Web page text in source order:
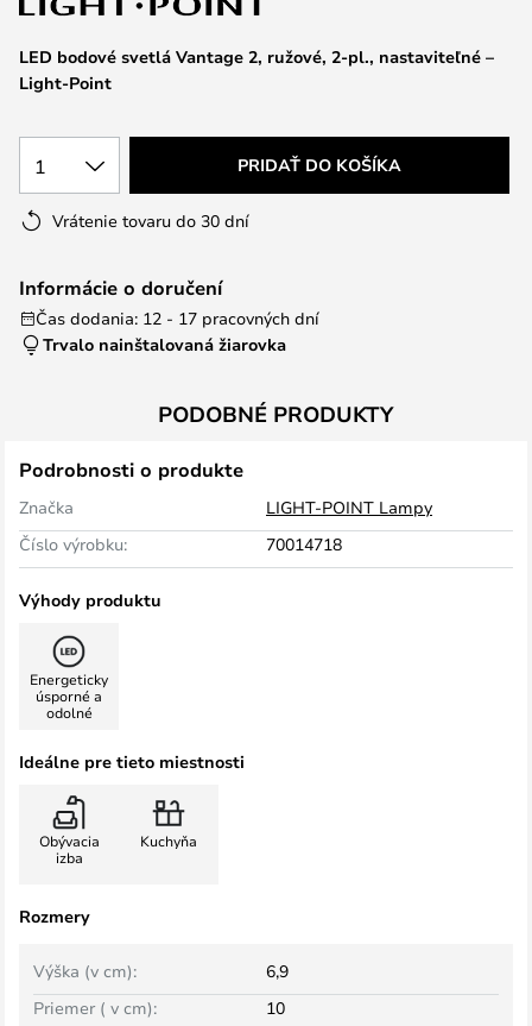
LED bodové svetlá Vantage 2, ružové, 2-pl., nastaviteľné –
Light-Point
1 PRIDAŤ DO KOŠÍKA
Vrátenie tovaru do 30 dní
Informácie o doručení
Čas dodania: 12 - 17 pracovných dní
Trvalo nainštalovaná žiarovka
PODOBNÉ PRODUKTY
Podrobnosti o produkte
Značka
LIGHT-POINT Lampy
Číslo výrobku:
70014718
Výhody produktu
Energeticky
úsporné a
odolné
Ideálne pre tieto miestnosti
Obývacia
izba
Kuchyňa
Rozmery
Výška (v cm):
6,9
Priemer ( v cm):
10